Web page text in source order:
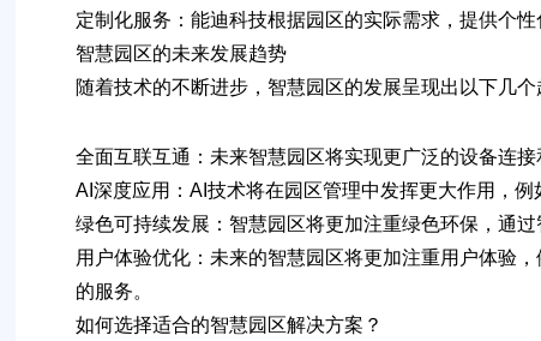
定制化服务 ：能迪科技根据园区的实际需求，提供个
智慧园区的未来发展趋势
随着技术的不断进步，智慧园区的发展呈现出以下几个
全面互联互通 ：未来智慧园区将实现更广泛的设备连
AI深度应用 ：AI技术将在园区管理中发挥更大作用，
绿色可持续发展 ：智慧园区将更加注重绿色环保，通
用户体验优化 ：未来的智慧园区将更加注重用户体验
的服务。
如何选择适合的智慧园区解决方案？